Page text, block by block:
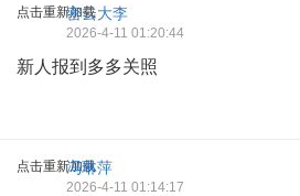
点击重新加载密云大李
2026-4-11 01:20:44
新人报到多多关照
点击重新加载
冯琳萍
2026-4-11 01:14:17